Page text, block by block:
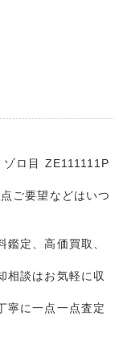
ロ目 ZE111111P
ご要望などはいつ
定、高価買取、
相談はお気軽に収
寧に一点一点査定